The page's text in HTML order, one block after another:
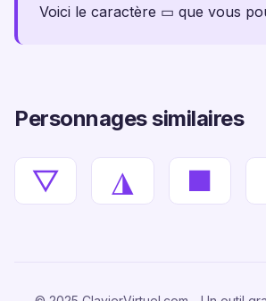
Voici le caractère ▭ que vous
Personnages similaires
▽ ◮ ■